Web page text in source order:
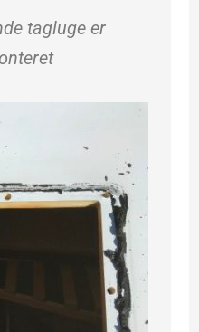
tagluge er